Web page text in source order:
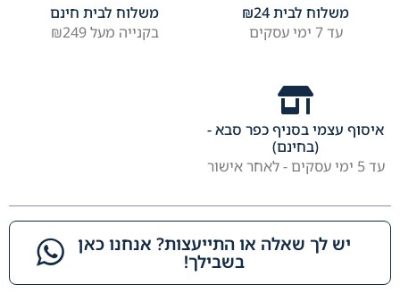
משלוח לבית ₪24
עד 7 ימי עסקים
משלוח לבית חינם
בקנייה מעל ₪249
איסוף עצמי בסניף כפר סבא -
(בחינם)
עד 5 ימי עסקים - לאחר אישור
יש לך שאלה או התייעצות? אנחנו כאן
בשבילך!​